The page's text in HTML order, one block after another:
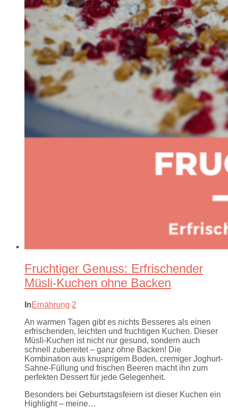
Fruchtiger Genuss: Erfrischender
Müsli-Kuchen ohne Backen
InErnährung 2
An warmen Tagen gibt es nichts Besseres als einen
erfrischenden, leichten und fruchtigen Kuchen. Dieser
Müsli-Kuchen ist nicht nur gesund, sondern auch
schnell zubereitet – ganz ohne Backen! Die
Kombination aus knusprigem Boden, cremiger Joghurt-
Sahne-Füllung und frischen Beeren macht ihn zum
perfekten Dessert für jede Gelegenheit.
Besonders bei Geburtstagsfeiern ist dieser Kuchen ein
Highlight – meine…